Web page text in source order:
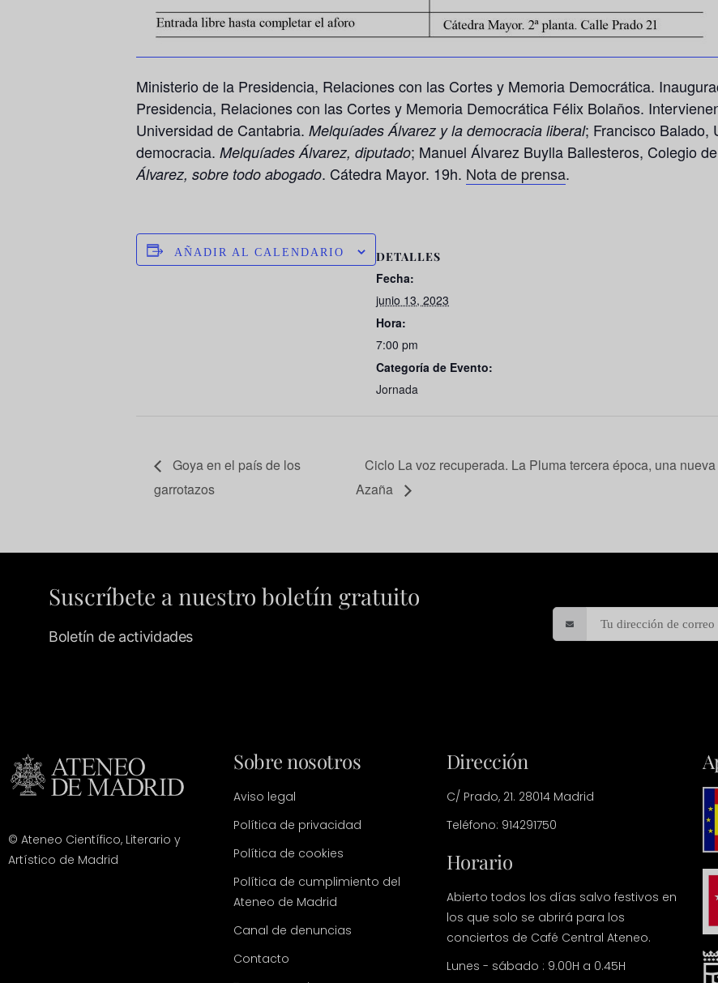
Ministerio de la Presidencia, Relaciones con las Cortes y Memoria Democrática.
Presidencia, Relaciones con las Cortes y Memoria Democrática Félix Bolaños.
Universidad de Cantabria. Melquíades Álvarez y la democracia liberal; Francisco Balado,
democracia. Melquíades Álvarez, diputado; Manuel Álvarez Buylla Ballesteros, Colegio
Álvarez, sobre todo abogado. Cátedra Mayor. 19h. Nota de prensa.
AÑADIR AL CALENDARIO DETALLES
Fecha:
junio 13, 2023
Hora:
7:00 pm
Categoría de Evento:
Jornada
Goya en el país de los
garrotazos
Ciclo La voz recuperada. La Pluma tercera época, una
Azaña
Suscríbete a nuestro boletín gratuito
Boletín de actividades
© Ateneo Científico, Literario y
Artístico de Madrid
Sobre nosotros
Aviso legal
Política de privacidad
Política de cookies
Política de cumplimiento del
Ateneo de Madrid
Canal de denuncias
Contacto
Dirección
C/ Prado, 21. 28014 Madrid
Teléfono: 914291750
Horario
Abierto todos los días salvo festivos en
los que solo se abrirá para los
conciertos de Café Central Ateneo.
Lunes - sábado : 9.00H a 0.45H